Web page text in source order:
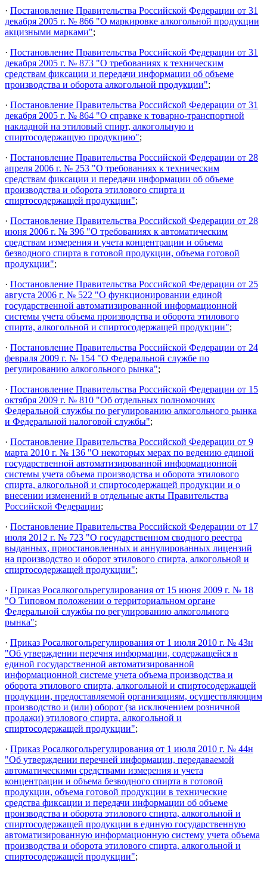
· Постановление Правительства Российской Федерации от 31
декабря 2005 г. № 866 "О маркировке алкогольной продукции
акцизными марками";
· Постановление Правительства Российской Федерации от 31
декабря 2005 г. № 873 "О требованиях к техническим
средствам фиксации и передачи информации об объеме
производства и оборота алкогольной продукции";
· Постановление Правительства Российской Федерации от 31
декабря 2005 г. № 864 "О справке к товарно-транспортной
накладной на этиловый спирт, алкогольную и
спиртосодержащую продукцию";
· Постановление Правительства Российской Федерации от 28
апреля 2006 г. № 253 "О требованиях к техническим
средствам фиксации и передачи информации об объеме
производства и оборота этилового спирта и
спиртосодержащей продукции";
· Постановление Правительства Российской Федерации от 28
июня 2006 г. № 396 "О требованиях к автоматическим
средствам измерения и учета концентрации и объема
безводного спирта в готовой продукции, объема готовой
продукции";
· Постановление Правительства Российской Федерации от 25
августа 2006 г. № 522 "О функционировании единой
государственной автоматизированной информационной
системы учета объема производства и оборота этилового
спирта, алкогольной и спиртосодержащей продукции";
· Постановление Правительства Российской Федерации от 24
февраля 2009 г. № 154 "О Федеральной службе по
регулированию алкогольного рынка";
· Постановление Правительства Российской Федерации от 15
октября 2009 г. № 810 "Об отдельных полномочиях
Федеральной службы по регулированию алкогольного рынка
и Федеральной налоговой службы";
· Постановление Правительства Российской Федерации от 9
марта 2010 г. № 136 "О некоторых мерах по ведению единой
государственной автоматизированной информационной
системы учета объема производства и оборота этилового
спирта, алкогольной и спиртосодержащей продукции и о
внесении изменений в отдельные акты Правительства
Российской Федерации;
· Постановление Правительства Российской Федерации от 17
июля 2012 г. № 723 "О государственном сводного реестра
выданных, приостановленных и аннулированных лицензий
на производство и оборот этилового спирта, алкогольной и
спиртосодержащей продукции";
· Приказ Росалкогольрегулирования от 15 июня 2009 г. № 18
"О Типовом положении о территориальном органе
Федеральной службы по регулированию алкогольного
рынка";
· Приказ Росалкогольрегулирования от 1 июля 2010 г. № 43н
"Об утверждении перечня информации, содержащейся в
единой государственной автоматизированной
информационной системе учета объема производства и
оборота этилового спирта, алкогольной и спиртосодержащей
продукции, предоставляемой организациям, осуществляющим
производство и (или) оборот (за исключением розничной
продажи) этилового спирта, алкогольной и
спиртосодержащей продукции";
· Приказ Росалкогольрегулирования от 1 июля 2010 г. № 44н
"Об утверждении перечней информации, передаваемой
автоматическими средствами измерения и учета
концентрации и объема безводного спирта в готовой
продукции, объема готовой продукции в технические
средства фиксации и передачи информации об объеме
производства и оборота этилового спирта, алкогольной и
спиртосодержащей продукции в единую государственную
автоматизированную информационную систему учета объема
производства и оборота этилового спирта, алкогольной и
спиртосодержащей продукции";